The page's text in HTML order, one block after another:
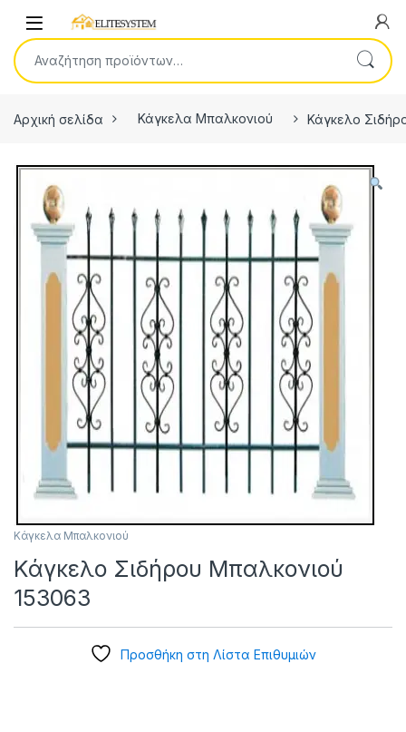
Open
Αναζήτηση για:
Αρχική σελίδα Κάγκελα Μπαλκονιού Κάγκελο
Κάγκελα Μπαλκονιού
Κάγκελο Σιδήρου Μπαλκονιού
153063
Προσθήκη στη Λίστα Επιθυμιών